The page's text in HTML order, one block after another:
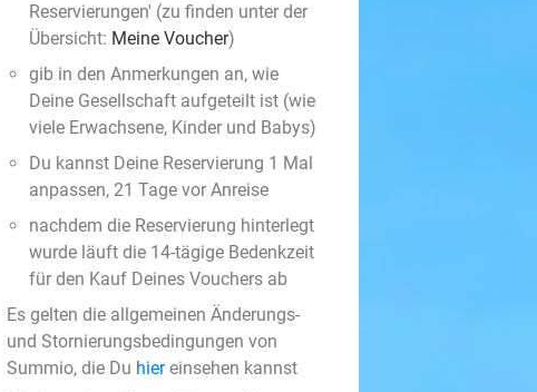
Reservierungen' (zu finden unter der
Übersicht: Meine Voucher)
gib in den Anmerkungen an, wie
Deine Gesellschaft aufgeteilt ist (wie
viele Erwachsene, Kinder und Babys)
Du kannst Deine Reservierung 1 Mal
anpassen, 21 Tage vor Anreise
nachdem die Reservierung hinterlegt
wurde läuft die 14-tägige Bedenkzeit
für den Kauf Deines Vouchers ab
Es gelten die allgemeinen Änderungs-
und Stornierungsbedingungen von
Summio, die Du hiereinsehen kannst